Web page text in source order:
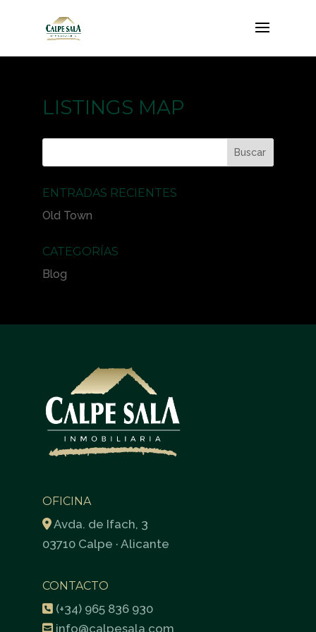
LISTINGS MAP
ENTRADAS RECIENTES
Old Town
CATEGORÍAS
Blog
OFICINA
Avda. de Ifach, 3
03710 Calpe · Alicante
CONTACTO
(+34) 965 836 930
info@calpesala.com